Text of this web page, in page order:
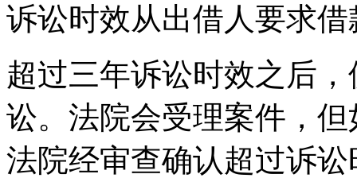
诉讼时效从出借人要求
超过三年诉讼时效之后
讼。法院会受理案件，
法院经审查确认超过诉